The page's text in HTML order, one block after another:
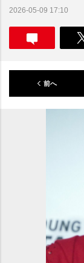
2026-05-09 17:10
前へ